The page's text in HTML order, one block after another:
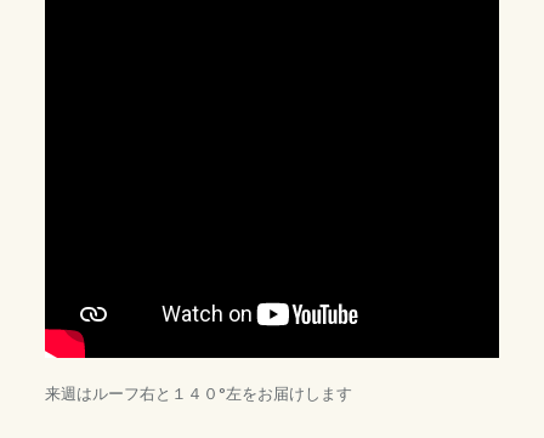
来週はルーフ右と１４０°左をお届けします